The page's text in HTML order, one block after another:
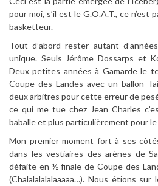
pour moi, s’il est le G.O.A.T., ce n’est
basketteur.
Tout d’abord rester autant
unique. Seuls Jérôme Dossarps et
Deux petites années à Gamarde le
Coupe des Landes avec un ballon
deux arbitres pour cette erreur de
ce qui me tue chez Jean Charles
baballe et plus particulièrement pour le
Mon premier moment fort à ses
dans les vestiaires des arènes de
défaite en ½ finale de Coupe des
(Chalalalalalaaaaa…). Nous étions